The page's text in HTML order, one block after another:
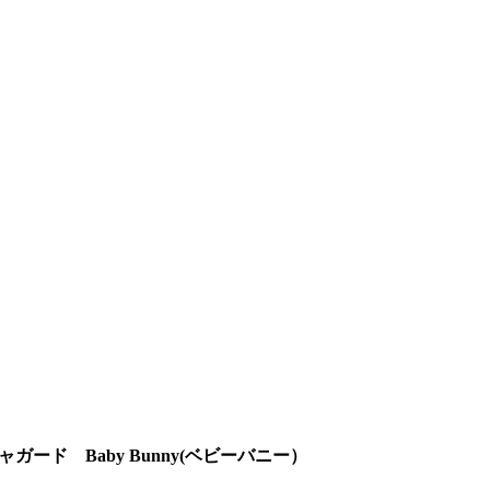
ガード Baby Bunny(ベビーバニー）